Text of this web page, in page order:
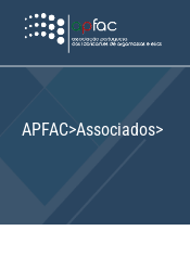
APFAC>Associados>